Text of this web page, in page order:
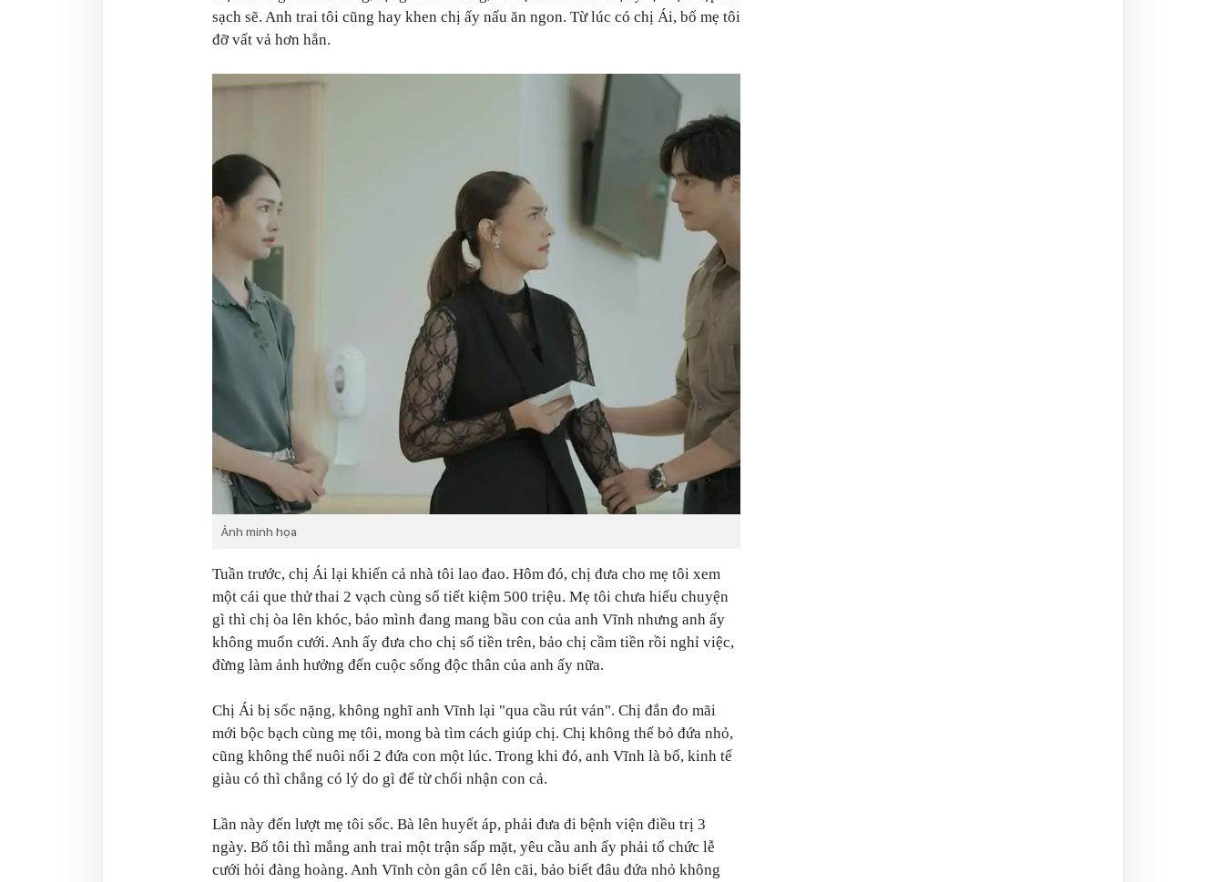
sạch sẽ. Anh trai tôi cũng hay khen chị ấy nấu ăn ngon. Từ lúc có chị Ái, bố mẹ tôi
đỡ vất vả hơn hẳn.
Ảnh minh họa
Tuần trước, chị Ái lại khiến cả nhà tôi lao đao. Hôm đó, chị đưa cho mẹ tôi xem
một cái que thử thai 2 vạch cùng sổ tiết kiệm 500 triệu. Mẹ tôi chưa hiểu chuyện
gì thì chị òa lên khóc, bảo mình đang mang bầu con của anh Vĩnh nhưng anh ấy
không muốn cưới. Anh ấy đưa cho chị số tiền trên, bảo chị cầm tiền rồi nghỉ việc,
đừng làm ảnh hưởng đến cuộc sống độc thân của anh ấy nữa.
Chị Ái bị sốc nặng, không nghĩ anh Vĩnh lại "qua cầu rút ván". Chị đắn đo mãi
mới bộc bạch cùng mẹ tôi, mong bà tìm cách giúp chị. Chị không thể bỏ đứa nhỏ,
cũng không thể nuôi nổi 2 đứa con một lúc. Trong khi đó, anh Vĩnh là bố, kinh tế
giàu có thì chẳng có lý do gì để từ chối nhận con cả.
Lần này đến lượt mẹ tôi sốc. Bà lên huyết áp, phải đưa đi bệnh viện điều trị 3
ngày. Bố tôi thì mắng anh trai một trận sấp mặt, yêu cầu anh ấy phải tổ chức lễ
cưới hỏi đàng hoàng. Anh Vĩnh còn gân cổ lên cãi, bảo biết đâu đứa nhỏ không